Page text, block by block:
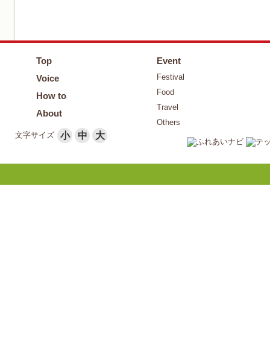
Top
Voice
How to
About
Event
Festival
Food
Travel
Others
文字サイズ
小 中 大